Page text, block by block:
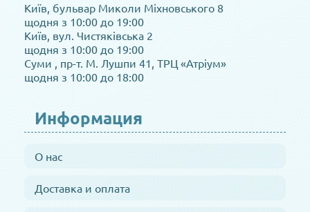
Київ, бульвар Миколи Міхновського 8
щодня з 10:00 до 19:00
Київ, вул. Чистяківська 2
щодня з 10:00 до 19:00
Суми , пр-т. М. Лушпи 41, ТРЦ «Атріум»
щодня з 10:00 до 18:00
Информация
О нас
Доставка и оплата